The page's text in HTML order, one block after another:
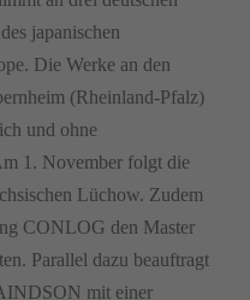
japanischen
Die Werke an den
(Rheinland-Pfalz)
und ohne
1. November folgt die
Lüchow. Zudem
CONLOG den Master
Parallel dazu beauftragt
mit einer